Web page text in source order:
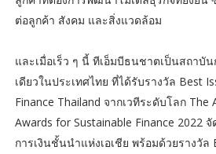
ต่อลูกค้า สังคม และสิ่งแวดล้อม
และเมื่อเร็ว ๆ นี้ ทีเอ็มบีธนชาตเป็นสถาบั
เดียวในประเทศไทย ที่ได้รับรางวัล Best
Finance Thailand จากเวทีระดับโลก The
Awards for Sustainable Finance 2022
การเงินชั้นนำแห่งเอเชีย พร้อมด้วยรางวัล